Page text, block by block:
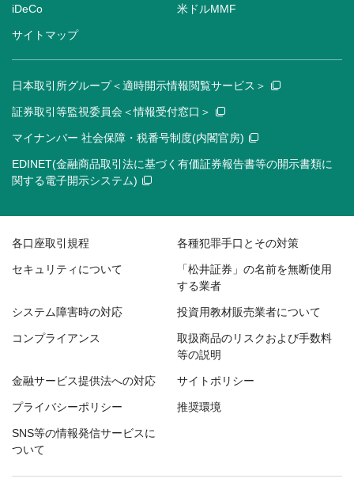
iDeCo 米ドルMMF
サイトマップ
日本取引所グループ＜適時開示情報閲覧サービス＞
証券取引等監視委員会＜情報受付窓口＞
マイナンバー 社会保障・税番号制度(内閣官房)
EDINET(金融商品取引法に基づく有価証券報告書等の開示書類に
関する電子開示システム)
各口座取引規程 各種犯罪手口とその対策
セキュリティについて
「松井証券」の名前を無断使用
する業者
システム障害時の対応 投資用教材販売業者について
コンプライアンス
取扱商品のリスクおよび手数料
等の説明
金融サービス提供法への対応 サイトポリシー
プライバシーポリシー 推奨環境
SNS等の情報発信サービスに
ついて